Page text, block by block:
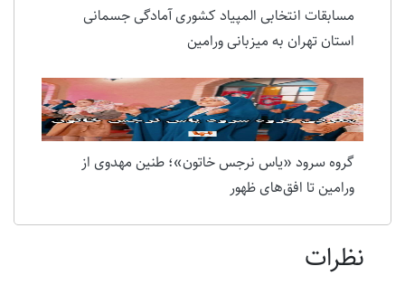
مسابقات انتخابی المپیاد کشوری آمادگی جسمانی
استان تهران به میزبانی ورامین
گروه سرود «یاس نرجس خاتون»؛ طنین مهدوی از
ورامین تا افق‌های ظهور
نظرات